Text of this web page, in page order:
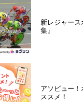
新レジャー
集』
アソビュー
ススメ！